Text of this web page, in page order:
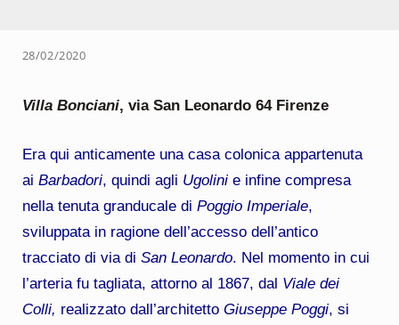
28/02/2020
Villa Bonciani, via San Leonardo 64 Firenze
Era qui anticamente una casa colonica appartenuta
ai Barbadori, quindi agli Ugolinie infine compresa
nella tenuta granducale di Poggio Imperiale,
sviluppata in ragione dell’accesso dell’antico
tracciato di via di San Leonardo. Nel momento in cui
l’arteria fu tagliata, attorno al 1867, dal Viale dei
Colli, realizzato dall’architetto Giuseppe Poggi, si